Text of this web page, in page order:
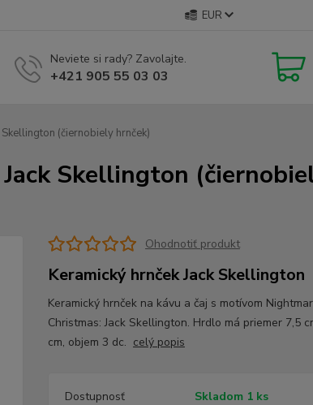
EUR
Neviete si rady? Zavolajte.
+421 905 55 03 03
(čiernobiely hrnček)
Skellington
Ohodnotiť produkt
Keramický hrnček Jack Skellington
Keramický hrnček na kávu a čaj s motívom
Christmas: Jack Skellington. Hrdlo má priemer 7,5
cm, objem 3 dc. celý popis
Dostupnosť Skladom 1 ks